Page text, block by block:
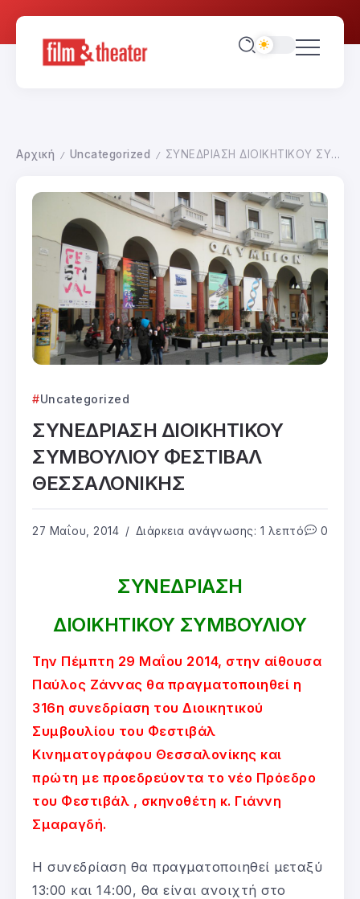
Αρχική / Uncategorized / ΣΥΝΕΔΡΙΑΣΗ ΔΙΟΙΚΗΤΙΚΟΥ ΣΥΜΒΟΥΛΙΟΥ ΦΕΣΤΙΒΑΛ ΘΕΣΣΑΛΟΝΙΚΗΣ
Uncategorized
ΣΥΝΕΔΡΙΑΣΗ ΔΙΟΙΚΗΤΙΚΟΥ
ΣΥΜΒΟΥΛΙΟΥ ΦΕΣΤΙΒΑΛ
ΘΕΣΣΑΛΟΝΙΚΗΣ
27 Μαΐου, 2014 Διάρκεια ανάγνωσης: 1 λεπτό 0
ΣΥΝΕΔΡΙΑΣΗ
ΔΙΟΙΚΗΤΙΚΟΥ ΣΥΜΒΟΥΛΙΟΥ
Την Πέμπτη 29 Μαΐου 2014, στην αίθουσα
Παύλος Ζάννας θα πραγματοποιηθεί η
316η συνεδρίαση του Διοικητικού
Συμβουλίου του Φεστιβάλ
Κινηματογράφου Θεσσαλονίκης και
πρώτη με προεδρεύοντα το νέο Πρόεδρο
του Φεστιβάλ , σκηνοθέτη κ. Γιάννη
Σμαραγδή.
Η συνεδρίαση θα πραγματοποιηθεί μεταξύ
13:00 και 14:00, θα είναι ανοιχτή στο